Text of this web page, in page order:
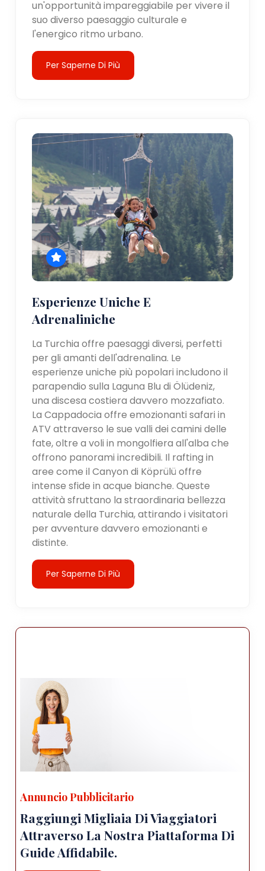
un'opportunità impareggiabile per vivere il
suo diverso paesaggio culturale e
l'energico ritmo urbano.
Per Saperne Di Più
Esperienze Uniche E
Adrenaliniche
La Turchia offre paesaggi diversi, perfetti
per gli amanti dell'adrenalina. Le
esperienze uniche più popolari includono il
parapendio sulla Laguna Blu di Ölüdeniz,
una discesa costiera davvero mozzafiato.
La Cappadocia offre emozionanti safari in
ATV attraverso le sue valli dei camini delle
fate, oltre a voli in mongolfiera all'alba che
offrono panorami incredibili. Il rafting in
aree come il Canyon di Köprülü offre
intense sfide in acque bianche. Queste
attività sfruttano la straordinaria bellezza
naturale della Turchia, attirando i visitatori
per avventure davvero emozionanti e
distinte.
Per Saperne Di Più
Annuncio Pubblicitario
Raggiungi Migliaia Di Viaggiatori
Attraverso La Nostra Piattaforma Di
Guide Affidabile.